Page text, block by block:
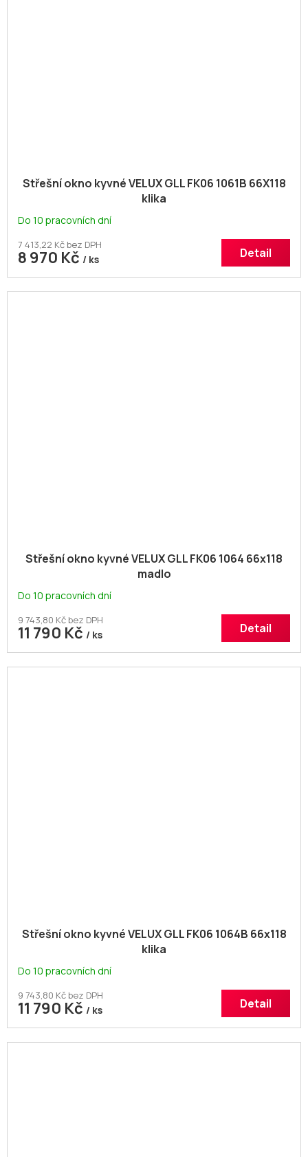
Střešní okno kyvné VELUX GLL FK06 1061B 66X118
klika
Do 10 pracovních dní
7 413,22 Kč bez DPH
8 970 Kč / ks Detail
Střešní okno kyvné VELUX GLL FK06 1064 66x118
madlo
Do 10 pracovních dní
9 743,80 Kč bez DPH
11 790 Kč / ks Detail
Střešní okno kyvné VELUX GLL FK06 1064B 66x118
klika
Do 10 pracovních dní
9 743,80 Kč bez DPH
11 790 Kč / ks Detail